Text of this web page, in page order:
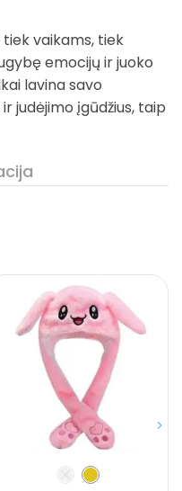
vaikams, tiek
emocijų ir juoko
lavina savo
judėjimo įgūdžius, taip